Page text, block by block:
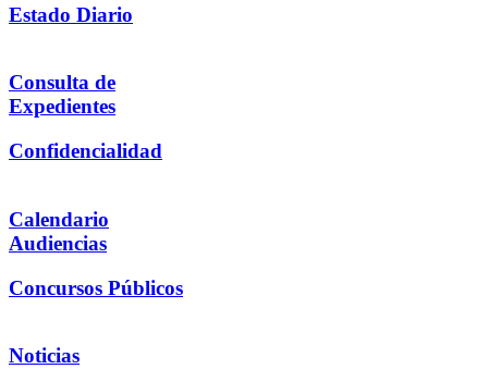
Estado Diario
Consulta de
Expedientes
Confidencialidad
Calendario
Audiencias
Concursos Públicos
Noticias